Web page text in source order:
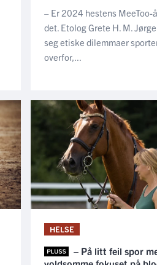
– Er 2024 hestens MeeToo-
det. Etolog Grete H. M.
seg etiske dilemmaer
overfor,...
HELSE
– På litt feil spor